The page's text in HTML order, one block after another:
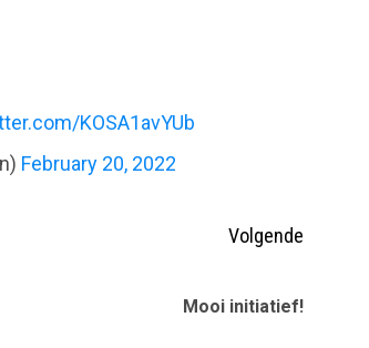
KOSA1avYUb
February 20, 2022
Volgende
Mooi initiatief!